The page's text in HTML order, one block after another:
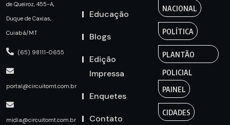
de Queiroz, 455-A,
Duque de Caxias,
Cuiabá/MT
(65) 98111-0655
portal@circuitomt.com.br
midia@circuitomt.com.br
Educação
Blogs
Edição
Impressa
Enquetes
Contato
NACIONAL
POLÍTICA
PLANTÃO
POLICIAL
PAINEL
CIDADES